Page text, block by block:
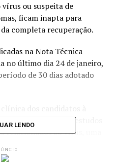
ou suspeita de
ficam inapta para
completa recuperação.
na Nota Técnica
no último dia 24 de janeiro,
de 30 dias adotado
do avanço dos estudos
relacionados ao vírus, uma
a diretora geral do
LENDO